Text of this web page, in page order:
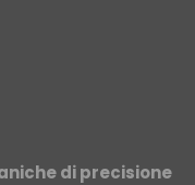
di precisione